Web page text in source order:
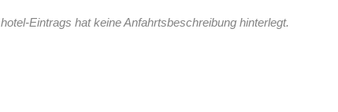
Eintrags hat keine Anfahrtsbeschreibung hinterlegt.